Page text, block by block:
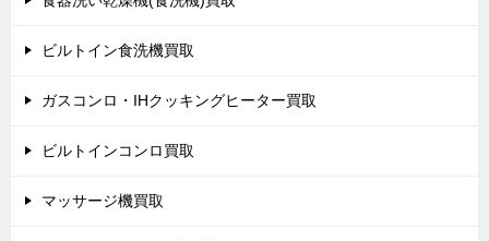
ビルトイン食洗機買取
ガスコンロ・IHクッキングヒーター買取
ビルトインコンロ買取
マッサージ機買取